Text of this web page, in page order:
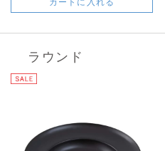
カートに入れる
ラウンド